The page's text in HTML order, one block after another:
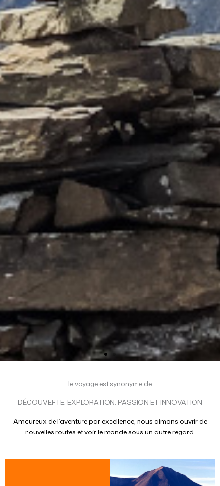
le voyage est synonyme de
DÉCOUVERTE, EXPLORATION, PASSION ET INNOVATION
Amoureux de l’aventure par excellence, nous aimons ouvrir de
nouvelles routes et voir le monde sous un autre regard.